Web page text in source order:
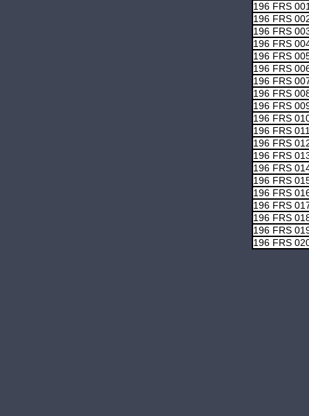
196 FRS
196 FRS
196 FRS
196 FRS
196 FRS
196 FRS
196 FRS
196 FRS
196 FRS
196 FRS
196 FRS
196 FRS
196 FRS
196 FRS
196 FRS
196 FRS
196 FRS
196 FRS
196 FRS
196 FRS